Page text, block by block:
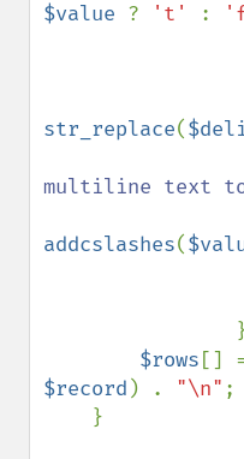
$value ? 't' :
str_replace(
multiline text
addcslashes(
$rows []
$record ) . "\n" ;